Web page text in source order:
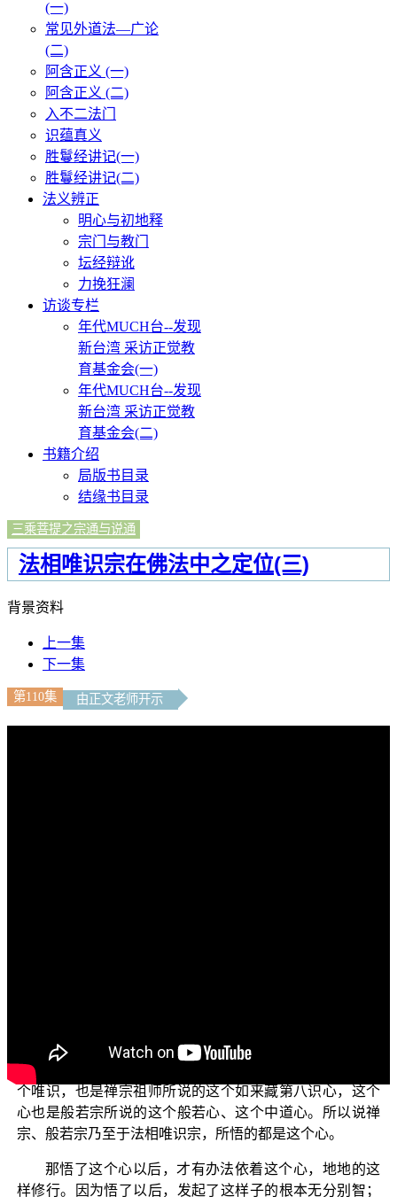
(一)
常见外道法—广论
(二)
阿含正义 (一)
阿含正义 (二)
入不二法门
识蕴真义
胜鬘经讲记(一)
胜鬘经讲记(二)
法义辨正
明心与初地释
宗门与教门
坛经辩讹
力挽狂澜
访谈专栏
年代MUCH台--发现
新台湾 采访正觉教
育基金会(一)
年代MUCH台--发现
新台湾 采访正觉教
育基金会(二)
书籍介绍
局版书目录
结缘书目录
三乘菩提之宗通与说通
法相唯识宗在佛法中之定位(三)
背景资料
上一集
下一集
第110集 由正文老师开示
禅宗或是般若宗的行者，他悟了以后，必须证悟的同样是
法相唯识宗所说的这个唯识心。而法相唯识宗所证悟的这
个唯识，也是禅宗祖师所说的这个如来藏第八识心，这个
心也是般若宗所说的这个般若心、这个中道心。所以说禅
宗、般若宗乃至于法相唯识宗，所悟的都是这个心。
那悟了这个心以后，才有办法依着这个心，地地的这
样修行。因为悟了以后，发起了这样子的根本无分别智；